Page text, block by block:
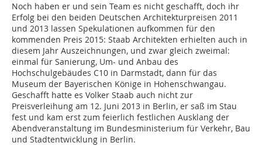
Noch haben er und sein Team es nicht geschafft, doch ihr
Erfolg bei den beiden Deutschen Architekturpreisen 2011
und 2013 lassen Spekulationen aufkommen für den
kommenden Preis 2015: Staab Architekten erhielten auch in
diesem Jahr Auszeichnungen, und zwar gleich zweimal:
einmal für Sanierung, Um- und Anbau des
Hochschulgebäudes C10 in Darmstadt, dann für das
Museum der Bayerischen Könige in Hohenschwangau.
Geschafft hatte es Volker Staab auch nicht zur
Preisverleihung am 12. Juni 2013 in Berlin, er saß im Stau
fest und kam erst zum feierlich festlichen Ausklang der
Abendveranstaltung im Bundesministerium für Verkehr, Bau
und Stadtentwicklung in Berlin.